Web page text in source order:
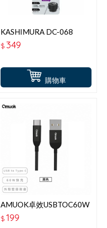
購物車
KASHIMURA DC-068
QC+PD 雙孔高速快充車充
頭 48W(30W+18W)
$ 349
AMUOK卓效USBTOC60W
數據線1.2M黑
$199